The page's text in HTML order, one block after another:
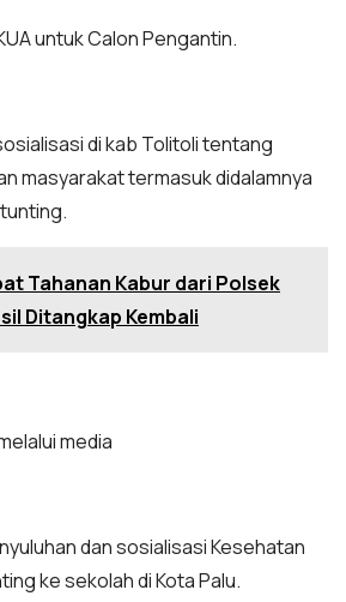
untuk Calon Pengantin.
di kab Tolitoli tentang
masyarakat termasuk didalamnya
Tahanan Kabur dari Polsek
Ditangkap Kembali
media
dan sosialisasi Kesehatan
ke sekolah di Kota Palu.